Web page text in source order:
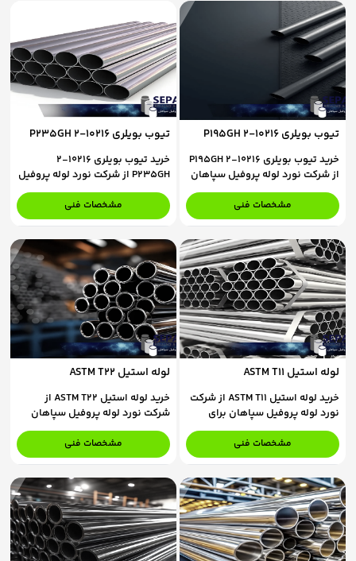
تیوب بویلری 10216-2 P195GH
خرید تیوب بویلری 10216-2 P195GH
از شرکت نورد لوله پروفیل سپاهان
برای استعلام قیمت و ثبت سفارش،
با کارشناسان فروش ما در تماس
باشید.
مشخصات فنی
تیوب بویلری 10216-2 P235GH
خرید تیوب بویلری 10216-2
P235GH از شرکت نورد لوله پروفیل
سپاهان برای استعلام قیمت و ثبت
سفارش، با کارشناسان فروش ما در
تماس باشید.
مشخصات فنی
لوله استیل ASTM T11
خرید لوله استیل ASTM T11 از شرکت
نورد لوله پروفیل سپاهان برای
استعلام قیمت و ثبت سفارش، با
کارشناسان فروش ما در تماس
باشید.
مشخصات فنی
لوله استیل ASTM T22
خرید لوله استیل ASTM T22 از
شرکت نورد لوله پروفیل سپاهان
برای استعلام قیمت و ثبت سفارش،
با کارشناسان فروش ما در تماس
باشید.
مشخصات فنی